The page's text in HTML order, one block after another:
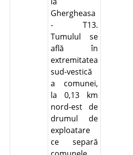
Ghergheasa
- T13.
Tumulul se
află în
extremitatea
sud-vestică
a comunei,
la 0,13 km
nord-est de
drumul de
exploatare
ce separă